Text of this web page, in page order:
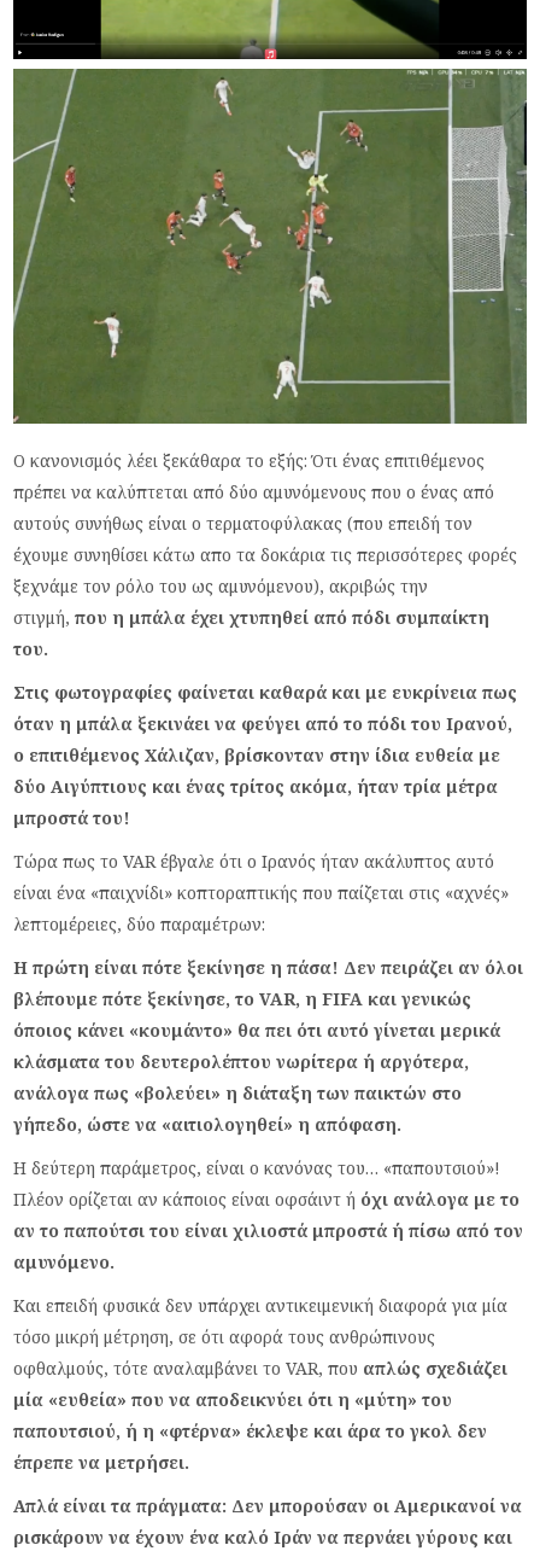
Ο κανονισμός λέει ξεκάθαρα το εξής: Ότι ένας επιτιθέμενος
πρέπει να καλύπτεται από δύο αμυνόμενους που ο ένας από
αυτούς συνήθως είναι ο τερματοφύλακας (που επειδή τον
έχουμε συνηθίσει κάτω απο τα δοκάρια τις περισσότερες φορές
ξεχνάμε τον ρόλο του ως αμυνόμενου), ακριβώς την
στιγμή,που η μπάλα έχει χτυπηθεί από πόδι συμπαίκτη
του.
Στις φωτογραφίες φαίνεται καθαρά και με ευκρίνεια πως
όταν η μπάλα ξεκινάει να φεύγει από το πόδι του Ιρανού,
ο επιτιθέμενος Χάλιζαν, βρίσκονταν στην ίδια ευθεία με
δύο Αιγύπτιους και ένας τρίτος ακόμα, ήταν τρία μέτρα
μπροστά του!
Τώρα πως το VAR έβγαλε ότι ο Ιρανός ήταν ακάλυπτος αυτό
είναι ένα «παιχνίδι» κοπτοραπτικής που παίζεται στις «αχνές»
λεπτομέρειες, δύο παραμέτρων:
Η πρώτη είναι πότε ξεκίνησε η πάσα! Δεν πειράζει αν όλοι
βλέπουμε πότε ξεκίνησε, το VAR, η FIFA και γενικώς
όποιος κάνει «κουμάντο» θα πει ότι αυτό γίνεται μερικά
κλάσματα του δευτερολέπτου νωρίτερα ή αργότερα,
ανάλογα πως «βολεύει» η διάταξη των παικτών στο
γήπεδο, ώστε να «αιτιολογηθεί» η απόφαση.
Η δεύτερη παράμετρος, είναι ο κανόνας του… «παπουτσιού»!
Πλέον ορίζεται αν κάποιος είναι οφσάιντ ή όχι ανάλογα με το
αν το παπούτσι του είναι χιλιοστά μπροστά ή πίσω από τον
αμυνόμενο.
Και επειδή φυσικά δεν υπάρχει αντικειμενική διαφορά για μία
τόσο μικρή μέτρηση, σε ότι αφορά τους ανθρώπινους
οφθαλμούς, τότε αναλαμβάνει το VAR, που απλώς σχεδιάζει
μία «ευθεία» που να αποδεικνύει ότι η «μύτη» του
παπουτσιού, ή η «φτέρνα» έκλεψε και άρα το γκολ δεν
έπρεπε να μετρήσει.
Απλά είναι τα πράγματα: Δεν μπορούσαν οι Αμερικανοί να
ρισκάρουν να έχουν ένα καλό Ιράν να περνάει γύρους και